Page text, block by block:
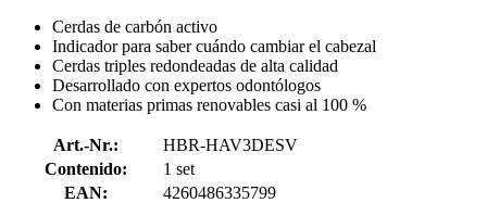
Cerdas de carbón activo
Indicador para saber cuándo cambiar el cabezal
Cerdas triples redondeadas de alta calidad
Desarrollado con expertos odontólogos
Con materias primas renovables casi al 100 %
Art.-Nr.:
HBR-HAV3DESV
Contenido:
1 set
EAN:
4260486335799